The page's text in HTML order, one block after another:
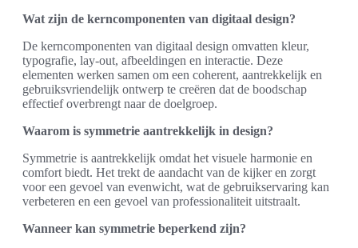
Wat zijn de kerncomponenten van digitaal design?
De kerncomponenten van digitaal design omvatten kleur,
typografie, lay-out, afbeeldingen en interactie. Deze
elementen werken samen om een coherent, aantrekkelijk en
gebruiksvriendelijk ontwerp te creëren dat de boodschap
effectief overbrengt naar de doelgroep.
Waarom is symmetrie aantrekkelijk in design?
Symmetrie is aantrekkelijk omdat het visuele harmonie en
comfort biedt. Het trekt de aandacht van de kijker en zorgt
voor een gevoel van evenwicht, wat de gebruikservaring kan
verbeteren en een gevoel van professionaliteit uitstraalt.
Wanneer kan symmetrie beperkend zijn?